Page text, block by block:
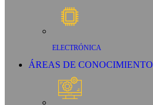
ELECTRÓNICA
ÁREAS DE CONOCIMIENTO